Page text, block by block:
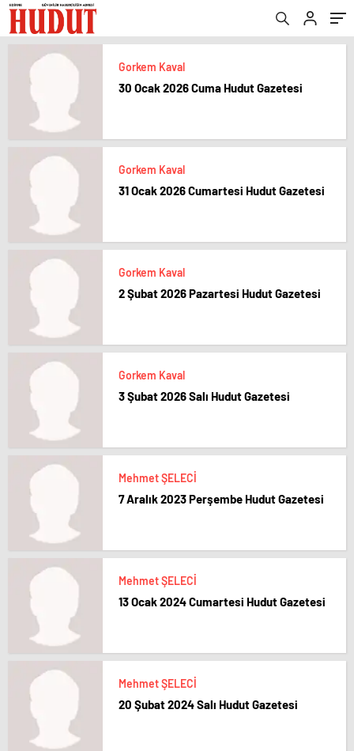
Gorkem Kaval
30 Ocak 2026 Cuma Hudut Gazetesi
Gorkem Kaval
31 Ocak 2026 Cumartesi Hudut Gazetesi
Gorkem Kaval
2 Şubat 2026 Pazartesi Hudut Gazetesi
Gorkem Kaval
3 Şubat 2026 Salı Hudut Gazetesi
Mehmet ŞELECİ
7 Aralık 2023 Perşembe Hudut Gazetesi
Mehmet ŞELECİ
13 Ocak 2024 Cumartesi Hudut Gazetesi
Mehmet ŞELECİ
20 Şubat 2024 Salı Hudut Gazetesi